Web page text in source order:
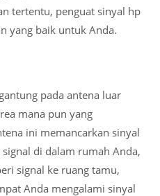
tertentu, penguat sinyal hp
yang baik untuk Anda.
pada antena luar
mana pun yang
ini memancarkan sinyal
di dalam rumah Anda,
signal ke ruang tamu,
Anda mengalami sinyal